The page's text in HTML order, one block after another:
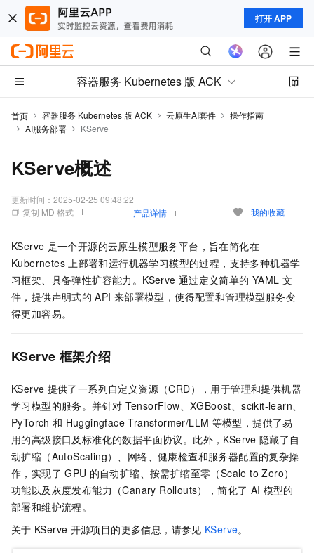
打开 APP
容器服务 Kubernetes 版 ACK
首页 容器服务 Kubernetes 版 ACK 云原生AI套件
操作指南
AI服务部署
KServe
KServe概述
更新时间： 2025-02-25 09:48:22
复制 MD 格式
产品详情 我的收藏
KServe 是一个开源的云原生模型服务平台，旨在简化在
Kubernetes 上部署和运行机器学习模型的过程，支持多种机器学
习框架、具备弹性扩容能力。KServe 通过定义简单的 YAML 文
件，提供声明式的 API 来部署模型，使得配置和管理模型服务变
得更加容易。
KServe 框架介绍
KServe 提供了一系列自定义资源（CRD），用于管理和提供机器
学习模型的服务。并针对 TensorFlow、XGBoost、scikit-learn、
PyTorch 和 Huggingface Transformer/LLM 等模型，提供了易
用的高级接口及标准化的数据平面协议。此外，KServe 隐藏了自
动扩缩（AutoScaling）、网络、健康检查和服务器配置的复杂操
作，实现了 GPU 的自动扩缩、按需扩缩至零（Scale to Zero）
功能以及灰度发布能力（Canary Rollouts），简化了 AI 模型的
部署和维护流程。
关于 KServe 开源项目的更多信息，请参见 KServe。